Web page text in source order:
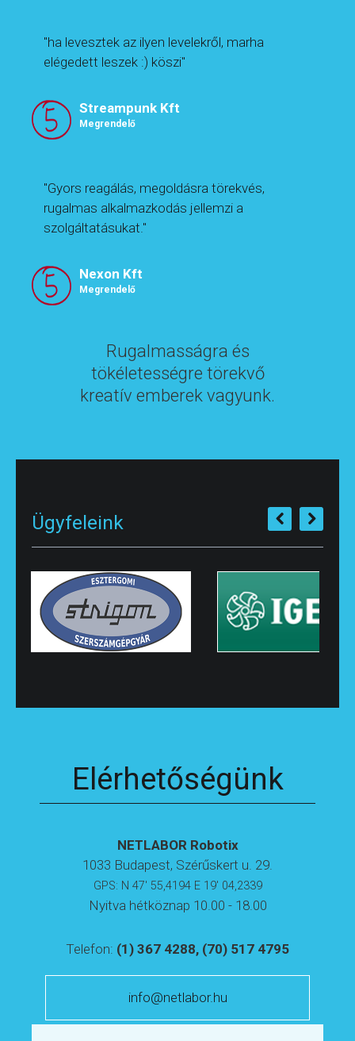
"ha levesztek az ilyen levelekről, marha
elégedett leszek :) köszi"
Streampunk Kft
Megrendelő
"Gyors reagálás, megoldásra törekvés,
rugalmas alkalmazkodás jellemzi a
szolgáltatásukat."
Nexon Kft
Megrendelő
Rugalmasságra és
tökéletességre törekvő
kreatív emberek vagyunk.
Ügyfeleink
Elérhetőségünk
NETLABOR Robotix
1033 Budapest, Szérűskert u. 29.
GPS: N 47' 55,4194 E 19' 04,2339
Nyitva hétköznap 10.00 - 18.00
Telefon: (1) 367 4288, (70) 517 4795
info@netlabor.hu